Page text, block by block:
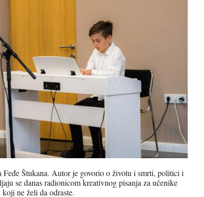
Štukana. Autor je govorio o životu i smrti, politici i
se danas radionicom kreativnog pisanja za učenike
ne želi da odraste.